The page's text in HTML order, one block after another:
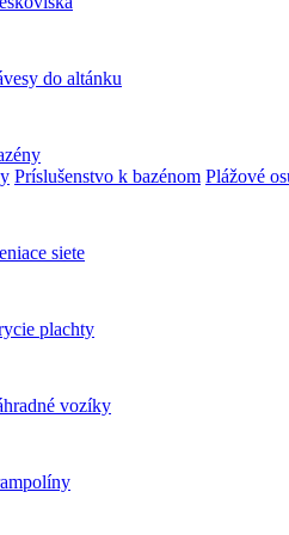
do altánku
Príslušenstvo k bazénom Plážové
siete
plachty
vozíky